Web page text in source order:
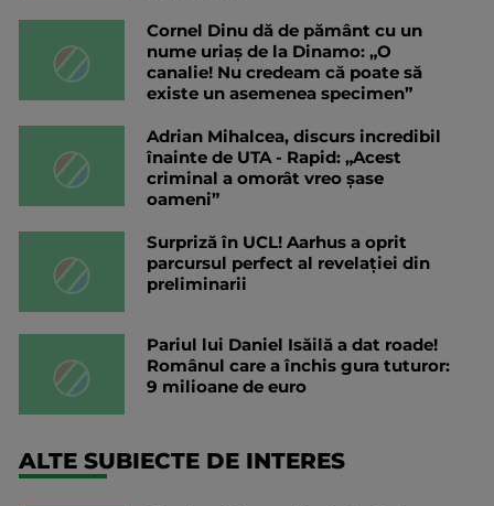
Cornel Dinu dă de pământ cu un
nume uriaș de la Dinamo: „O
canalie! Nu credeam că poate să
existe un asemenea specimen”
Adrian Mihalcea, discurs incredibil
înainte de UTA - Rapid: „Acest
criminal a omorât vreo șase
oameni”
Surpriză în UCL! Aarhus a oprit
parcursul perfect al revelației din
preliminarii
Pariul lui Daniel Isăilă a dat roade!
Românul care a închis gura tuturor:
9 milioane de euro
ALTE SUBIECTE DE INTERES